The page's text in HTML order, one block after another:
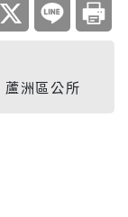
蘆洲區公所